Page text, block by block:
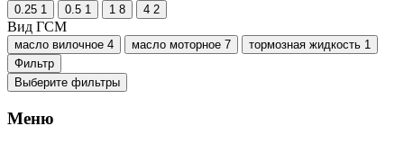
0.25 1 0.5 1 1 8 4 2
Вид ГСМ
масло вилочное 4 масло моторное 7 тормозная жидкость 1
Фильтр
Выберите фильтры
Меню